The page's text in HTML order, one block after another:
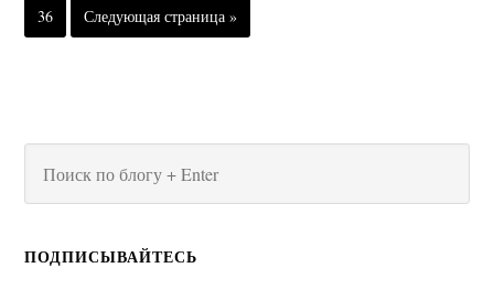
36
Следующая страница »
ПОДПИСЫВАЙТЕСЬ